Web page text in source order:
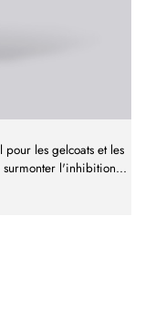
les gelcoats et les
surmonter l'inhibition...